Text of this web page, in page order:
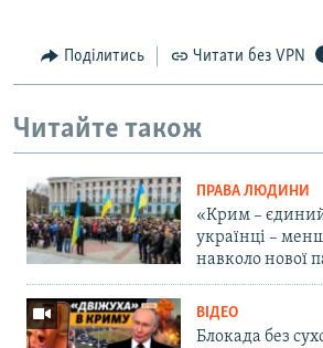
Поділитись Читати без VPN
Читайте також
ПРАВА ЛЮДИНИ
«Крим –
українці –
навколо нової
ВІДЕО
Блокада без